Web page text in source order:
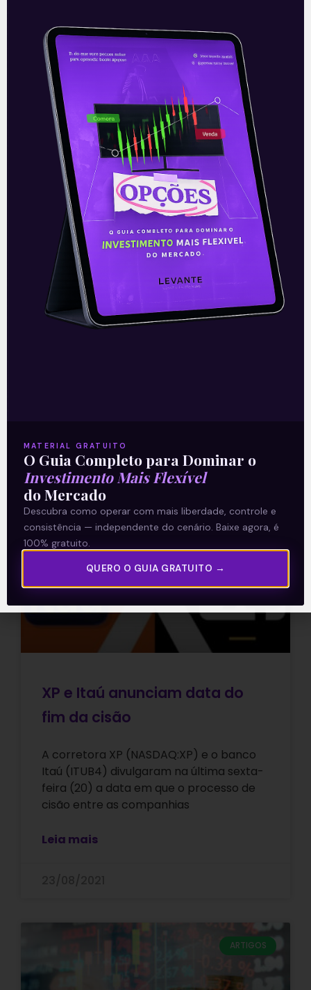
Leia mais
04/10/2021
E EU COM ISSO
Nubank busca IPO de US$ 100
bilhões
26/08/2021
XP e Itaú anunciam data do
fim da cisão
A corretora XP (NASDAQ:XP) e o banco
Itaú (ITUB4) divulgaram na última sexta-
feira (20) a data em que o processo de
cisão entre as companhias
Leia mais
ARTIGOS
MATERIAL GRATUITO
O Guia Completo para Dominar o
Investimento Mais Flexível
do Mercado
Descubra como operar com mais liberdade, controle e
consistência — independente do cenário. Baixe agora, é
100% gratuito.
QUERO O GUIA GRATUITO →